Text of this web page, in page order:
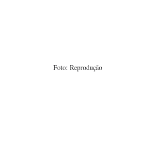
Foto: Reprodução